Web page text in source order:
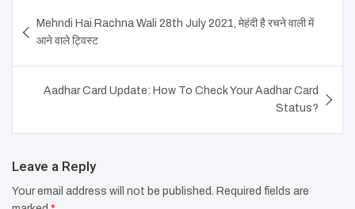
navigation
Mehndi Hai Rachna Wali 28th July 2021, मेहंदी है रचने वाली में
आने वाले ट्विस्ट
Aadhar Card Update: How To Check Your Aadhar Card
Status?
Leave a Reply
Your email address will not be published. Required fields are